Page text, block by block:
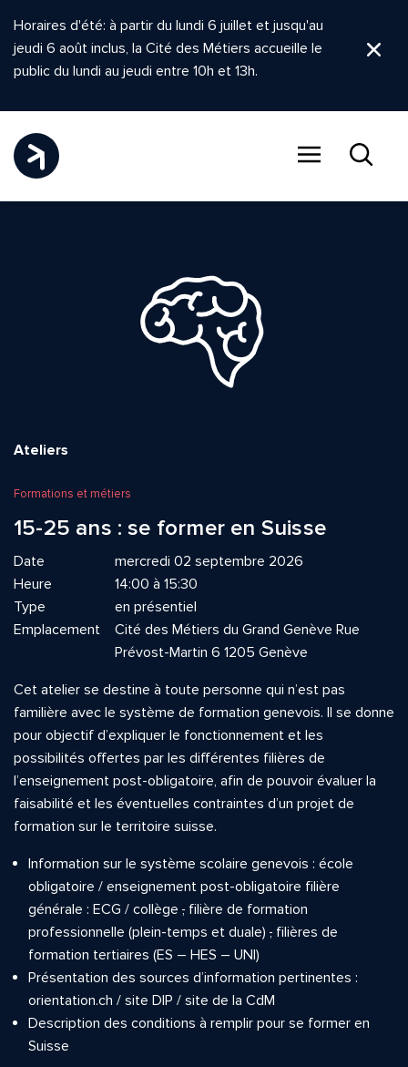
Horaires d'été: à partir du lundi 6 juillet et jusqu'au
jeudi 6 août inclus, la Cité des Métiers accueille le
public du lundi au jeudi entre 10h et 13h.
Ateliers
Formations et métiers
15-25 ans : se former en Suisse
Date
mercredi 02 septembre 2026
Heure
14:00 à 15:30
Type
en présentiel
Emplacement
Cité des Métiers du Grand Genève Rue
Prévost-Martin 6 1205 Genève
Cet atelier se destine à toute personne qui n’est pas
familière avec le système de formation genevois. Il se donne
pour objectif d’expliquer le fonctionnement et les
possibilités offertes par les différentes filières de
l’enseignement post-obligatoire, afin de pouvoir évaluer la
faisabilité et les éventuelles contraintes d’un projet de
formation sur le territoire suisse.
Information sur le système scolaire genevois : école
obligatoire / enseignement post-obligatoire filière
générale : ECG / collège , filière de formation
professionnelle (plein-temps et duale) , filières de
formation tertiaires (ES – HES – UNI)
Présentation des sources d’information pertinentes :
orientation.ch / site DIP / site de la CdM
Description des conditions à remplir pour se former en
Suisse